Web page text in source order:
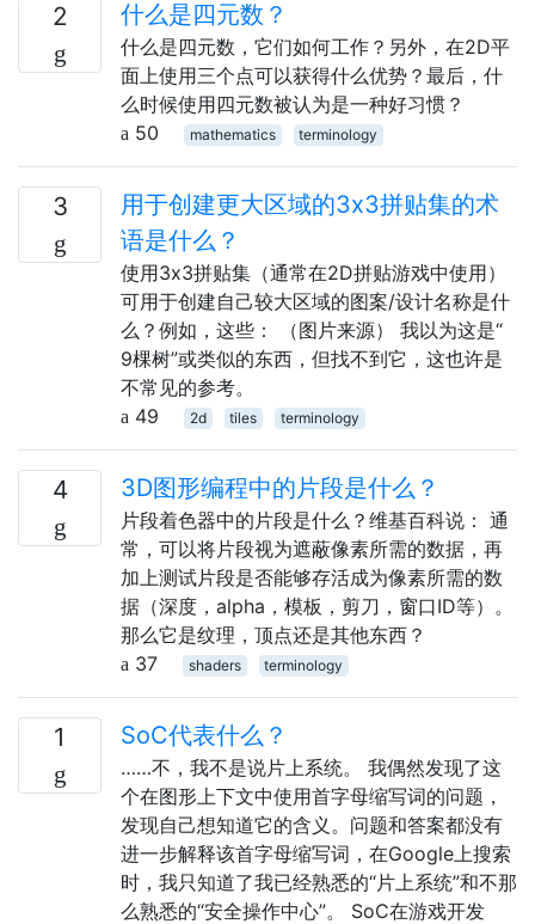
2 什么是四元数？
什么是四元数，它们如何工作？另外，在2D平
面上使用三个点可以获得什么优势？最后，什
么时候使用四元数被认为是一种好习惯？
50
mathematics terminology
3
用于创建更大区域的3x3拼贴集的术
语是什么？
使用3x3拼贴集（通常在2D拼贴游戏中使用）
可用于创建自己较大区域的图案/设计名称是什
么？例如，这些： （图片来源） 我以为这是“
9棵树”或类似的东西，但找不到它，这也许是
不常见的参考。
49
2d tiles terminology
4 3D图形编程中的片段是什么？
片段着色器中的片段是什么？维基百科说： 通
常，可以将片段视为遮蔽像素所需的数据，再
加上测试片段是否能够存活成为像素所需的数
据（深度，alpha，模板，剪刀，窗口ID等）。
那么它是纹理，顶点还是其他东西？
37
shaders terminology
1 SoC代表什么？
……不，我不是说片上系统。 我偶然发现了这
个在图形上下文中使用首字母缩写词的问题，
发现自己想知道它的含义。问题和答案都没有
进一步解释该首字母缩写词，在Google上搜索
时，我只知道了我已经熟悉的“片上系统”和不那
么熟悉的“安全操作中心”。 SoC在游戏开发